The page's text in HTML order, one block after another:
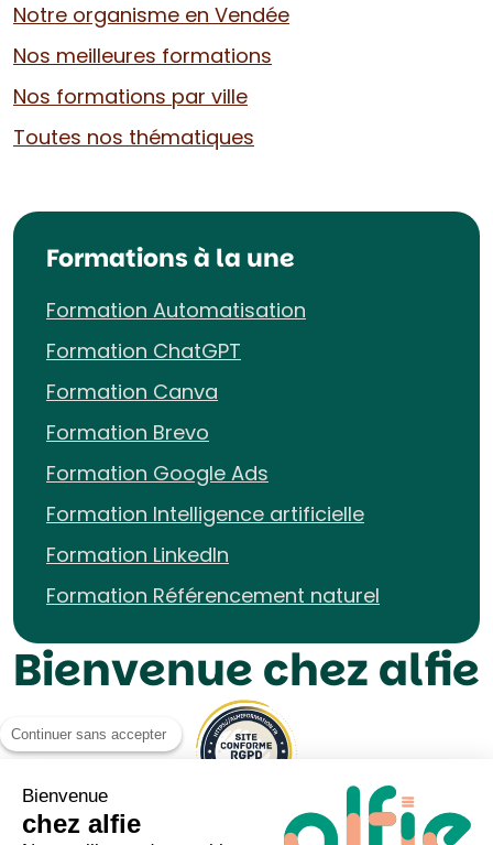
Notre organisme en Vendée
Nos meilleures formations
Nos formations par ville
Toutes nos thématiques
Formations à la une
Formation Automatisation
Formation ChatGPT
Formation Canva
Formation Brevo
Formation Google Ads
Formation Intelligence artificielle
Formation LinkedIn
Formation Référencement naturel
Bienvenue chez alfie
Continuer sans accepter
Bienvenue
chez alfie